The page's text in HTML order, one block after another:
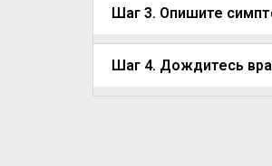
Шаг 3. Опишите
Шаг 4. Дождитесь